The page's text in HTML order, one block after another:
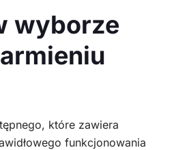
wyborze
które zawiera
funkcjonowania